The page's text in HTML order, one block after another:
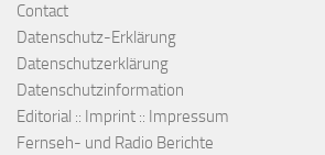
Contact
Datenschutz-Erklärung
Datenschutzerklärung
Datenschutzinformation
Editorial :: Imprint :: Impressum
Fernseh- und Radio Berichte